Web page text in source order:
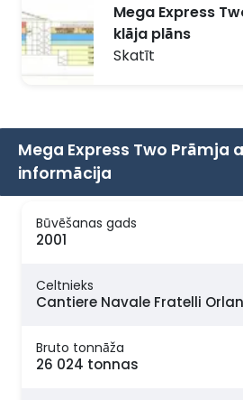
Mega Express
klāja plāns
Skatīt
Mega Express Two Prāmja
informācija
Būvēšanas gads
2001
Celtnieks
Cantiere Navale Fratelli
Bruto tonnāža
26 024 tonnas